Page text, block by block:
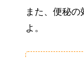
また、便秘
よ。